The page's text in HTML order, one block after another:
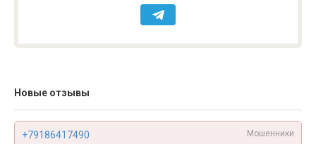
Новые отзывы
+79186417490 Мошенники